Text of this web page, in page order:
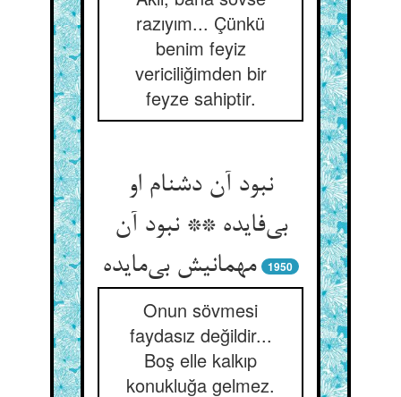
razıyım... Çünkü
benim feyiz
vericiliğimden bir
feyze sahiptir.
نبود آن دشنام او
بی‌فایده ** نبود آن
مهمانیش بی‌مایده
1950
Onun sövmesi
faydasız değildir...
Boş elle kalkıp
konukluğa gelmez.